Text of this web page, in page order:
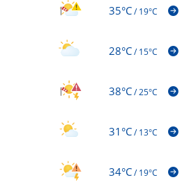
35°C/19°C
28°C/15°C
38°C/25°C
31°C/13°C
34°C/19°C